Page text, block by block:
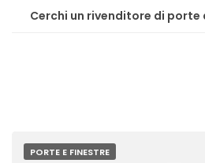
Cerchi un rivenditore di porte
PORTE E FINESTRE